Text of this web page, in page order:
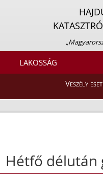
LAKOSSÁG
Veszély
Hétfő